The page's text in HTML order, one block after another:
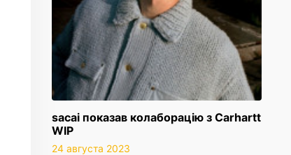
sacai показав колаборацію з Carhartt
WIP
24 августа 2023